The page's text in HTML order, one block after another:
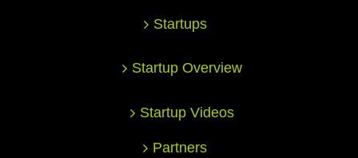
Startups
Startup Overview
Startup Videos
Partners